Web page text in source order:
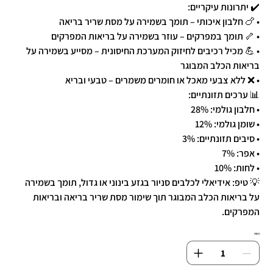
✔️ יתרונות עיקריים:
• 🍗 חלבון איכותי – תומך בשמירה על מסת שריר בריאה
• 🦴 תומך במפרקים – עוזר בשמירה על בריאות המפרקים
• 💪 מכיל רכיבים לחיזוק המערכת החיסונית – מסייע בשמירה על
בריאות הכלב המבוגר
• ❌ ללא צבעי מאכל או חומרים משמרים – טבעי ובריא
📊 ערכים תזונתיים:
• חלבון גולמי: 28%
• שומן גולמי: 12%
• סיבים תזונתיים: 3%
• אפר: 7%
• לחות: 10%
💡 טיפ: אידיאלי לכלבים סניור בגזע בינוני או גדול, תומך בשמירה
על בריאות הכלב המבוגר תוך שימור מסת שריר בריאה ובריאות
המפרקים.
כמות